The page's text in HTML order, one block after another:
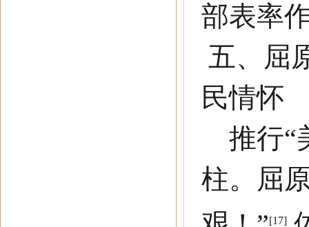
部表率
五、 屈
民情怀
推行“
柱。屈
[17]